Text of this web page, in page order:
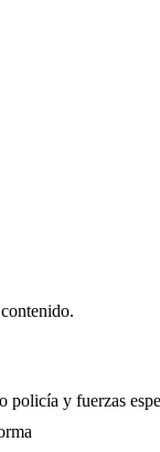
policía y fuerzas